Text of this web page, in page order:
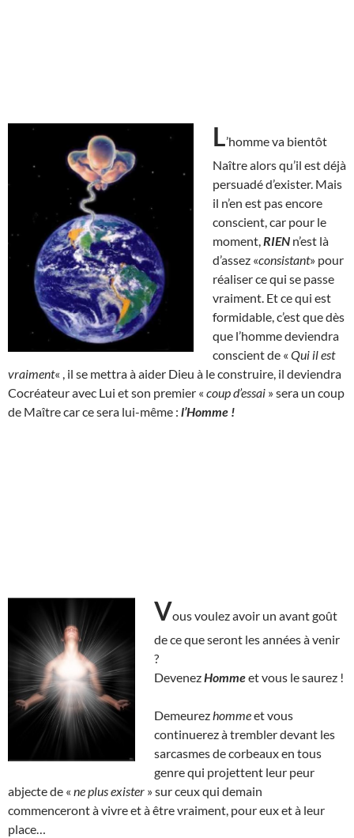
L’homme va bientôt
Naître alors qu’il est déjà
persuadé d’exister. Mais
il n’en est pas encore
conscient, car pour le
moment, RIEN n’est là
d’assez «consistant» pour
réaliser ce qui se passe
vraiment. Et ce qui est
formidable, c’est que dès
que l’homme deviendra
conscient de « Qui il est
vraiment« , il se mettra à aider Dieu à le construire, il deviendra
Cocréateur avec Lui et son premier « coup d’essai » sera un coup
de Maître car ce sera lui-même : l’Homme !
Vous voulez avoir un avant goût
de ce que seront les années à venir
?
DevenezHommeet vous le saurez !
Demeurez hommeet vous
continuerez à trembler devant les
sarcasmes de corbeaux en tous
genre qui projettent leur peur
abjecte de « ne plus exister » sur ceux qui demain
commenceront à vivre et à être vraiment, pour eux et à leur
place…